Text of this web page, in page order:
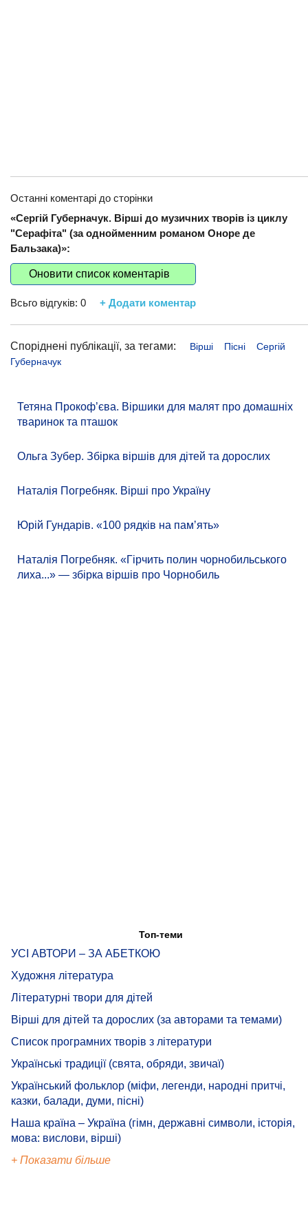
Останні коментарі до сторінки
«Сергій Губерначук. Вірші до музичних творів із циклу
"Серафіта" (за однойменним романом Оноре де
Бальзака)»:
Оновити список коментарів
Всьго відгуків: 0 + Додати коментар
Споріднені публікації, за тегами: Вірші Пісні
Сергій
Губерначук
Тетяна Прокоф’єва. Віршики для малят про домашніх
тваринок та пташок
Ольга Зубер. Збірка віршів для дітей та дорослих
Наталія Погребняк. Вірші про Україну
Юрій Гундарів. «100 рядків на памʼять»
Наталія Погребняк. «Гірчить полин чорнобильського
лиха...» — збірка віршів про Чорнобиль
Топ-теми
УСІ АВТОРИ – ЗА АБЕТКОЮ
Художня література
Літературні твори для дітей
Вірші для дітей та дорослих (за авторами та темами)
Список програмних творів з літератури
Українські традиції (свята, обряди, звичаї)
Український фольклор (міфи, легенди, народні притчі,
казки, балади, думи, пісні)
Наша країна – Україна (гімн, державні символи, історія,
мова: вислови, вірші)
+ Показати більше